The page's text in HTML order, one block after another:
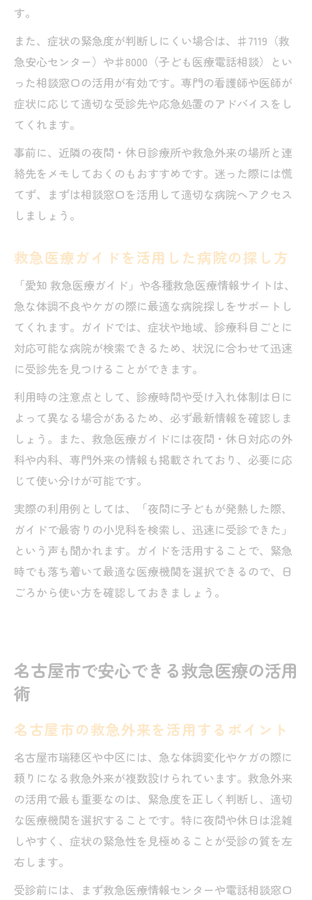
す。
また、症状の緊急度が判断しにくい場合は、♯7119（救
急安心センター）や♯8000（子ども医療電話相談）とい
った相談窓口の活用が有効です。専門の看護師や医師が
症状に応じて適切な受診先や応急処置のアドバイスをし
てくれます。
事前に、近隣の夜間・休日診療所や救急外来の場所と連
絡先をメモしておくのもおすすめです。迷った際には慌
てず、まずは相談窓口を活用して適切な病院へアクセス
しましょう。
救急医療ガイドを活用した病院の探し方
「愛知 救急医療ガイド」や各種救急医療情報サイトは、
急な体調不良やケガの際に最適な病院探しをサポートし
てくれます。ガイドでは、症状や地域、診療科目ごとに
対応可能な病院が検索できるため、状況に合わせて迅速
に受診先を見つけることができます。
利用時の注意点として、診療時間や受け入れ体制は日に
よって異なる場合があるため、必ず最新情報を確認しま
しょう。また、救急医療ガイドには夜間・休日対応の外
科や内科、専門外来の情報も掲載されており、必要に応
じて使い分けが可能です。
実際の利用例としては、「夜間に子どもが発熱した際、
ガイドで最寄りの小児科を検索し、迅速に受診できた」
という声も聞かれます。ガイドを活用することで、緊急
時でも落ち着いて最適な医療機関を選択できるので、日
ごろから使い方を確認しておきましょう。
名古屋市で安心できる救急医療の活用
術
名古屋市の救急外来を活用するポイント
名古屋市瑞穂区や中区には、急な体調変化やケガの際に
頼りになる救急外来が複数設けられています。救急外来
の活用で最も重要なのは、緊急度を正しく判断し、適切
な医療機関を選択することです。特に夜間や休日は混雑
しやすく、症状の緊急性を見極めることが受診の質を左
右します。
受診前には、まず救急医療情報センターや電話相談窓口